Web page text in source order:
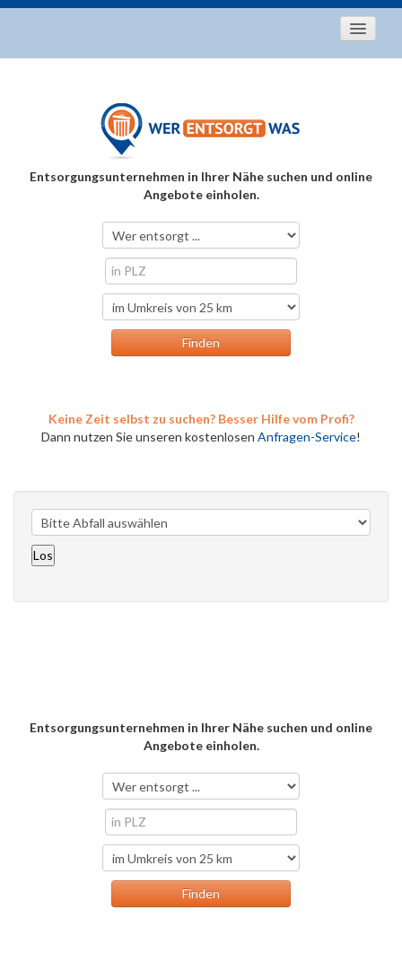
Entsorgungstipps
Über uns
Entsorgungsunternehmen in Ihrer Nähe suchen und online
Angebote einholen.
Keine Zeit selbst zu suchen? Besser Hilfe vom Profi?
Dann nutzen Sie unseren kostenlosen Anfragen-Service!
Entsorgungsunternehmen in Ihrer Nähe suchen und online
Angebote einholen.